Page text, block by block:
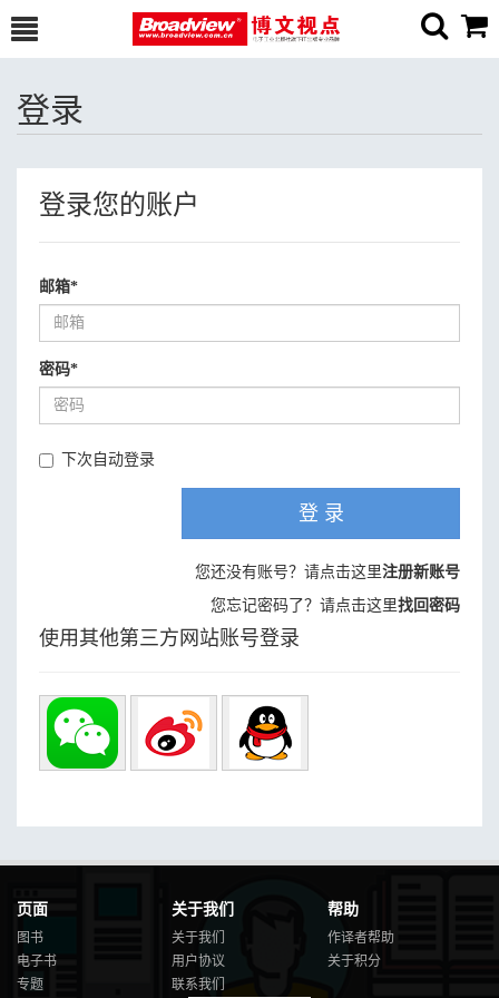
登录
登录您的账户
邮箱*
密码*
下次自动登录
登 录
您还没有账号？请点击这里注册新账号
您忘记密码了？请点击这里找回密码
使用其他第三方网站账号登录
页面
图书
电子书
专题
关于我们
关于我们
用户协议
联系我们
帮助
作译者帮助
关于积分